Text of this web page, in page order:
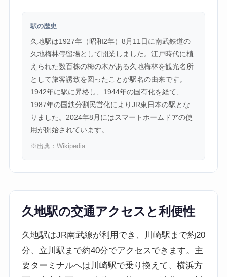
駅の歴史
久地駅は1927年（昭和2年）8月11日に南武鉄道の
久地梅林停留場として開業しました。江戸時代に植
えられた数百株の梅の木がある久地梅林を観光名所
として旅客誘致を図ったことが駅名の由来です。
1942年に駅に昇格し、1944年の国有化を経て、
1987年の国鉄分割民営化によりJR東日本の駅とな
りました。2024年8月にはスマートホームドアの使
用が開始されています。
※出典： Wikipedia
久地駅の交通アクセスと利便性
久地駅はJR南武線が利用でき、川崎駅まで約20
分、立川駅まで約40分でアクセスできます。主
要ターミナルへは川崎駅で乗り換えて、横浜方